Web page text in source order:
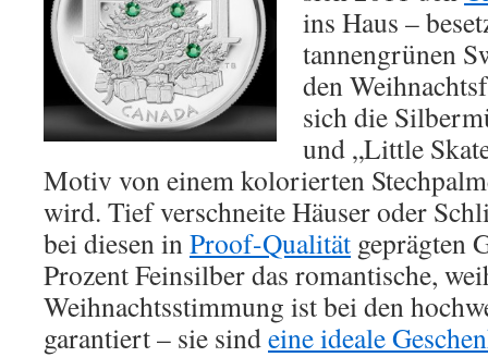
ins Haus –
tannengrünen
den
sich die
und „Little
Motiv von einem kolorierten
wird. Tief verschneite Häuser oder
bei diesen inProof-Qualität geprägten
Prozent Feinsilber das romantische,
Weihnachtsstimmung ist bei den
garantiert – sie sindeine ideale